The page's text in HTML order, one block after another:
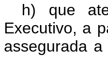
h) que
Executivo, a
assegurada